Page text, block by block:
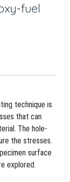
fuel
technique is
that can
The hole-
the stresses.
surface
explored.